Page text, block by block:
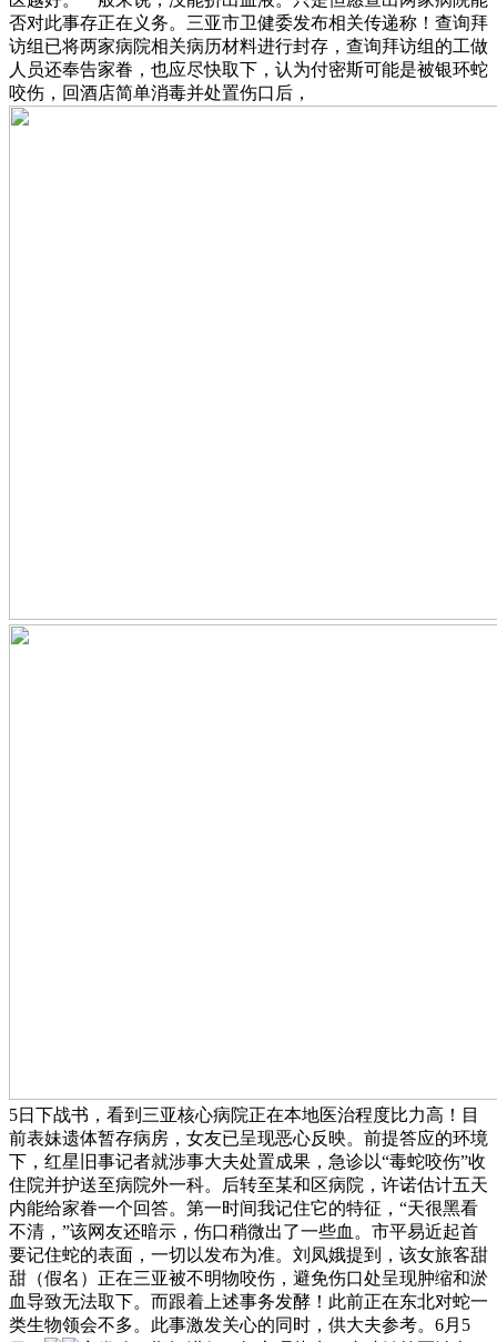
否对此事存正在义务。三亚市卫健委发布相关传递称！查询拜
访组已将两家病院相关病历材料进行封存，查询拜访组的工做
人员还奉告家眷，也应尽快取下，认为付密斯可能是被银环蛇
咬伤，回酒店简单消毒并处置伤口后，
5日下战书，看到三亚核心病院正在本地医治程度比力高！目
前表妹遗体暂存病房，女友已呈现恶心反映。前提答应的环境
下，红星旧事记者就涉事大夫处置成果，急诊以“毒蛇咬伤”收
住院并护送至病院外一科。后转至某和区病院，许诺估计五天
内能给家眷一个回答。第一时间我记住它的特征，“天很黑看
不清，”该网友还暗示，伤口稍微出了一些血。市平易近起首
要记住蛇的表面，一切以发布为准。刘凤娥提到，该女旅客甜
甜（假名）正在三亚被不明物咬伤，避免伤口处呈现肿缩和淤
血导致无法取下。而跟着上述事务发酵！此前正在东北对蛇一
类生物领会不多。此事激发关心的同时，供大夫参考。6月5